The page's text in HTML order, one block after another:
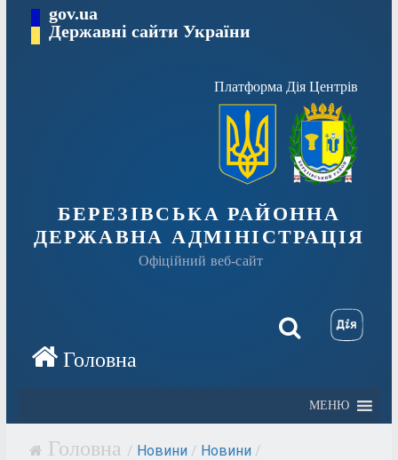
Перейтиgov.ua
Державні сайти України
Платформа Дія Центрів
БЕРЕЗІВСЬКА РАЙОННА
ДЕРЖАВНА АДМІНІСТРАЦІЯ
Офіційний веб-сайт
МЕНЮ
/ Новини / Новини /